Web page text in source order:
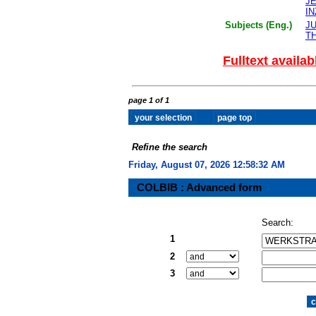
Subjects (Eng.)
Fulltext
page 1 of 1
Refine the search
Friday, August 07, 2026 12:58:32 AM
COLBIB : Advanced form
Search:
1
2
3